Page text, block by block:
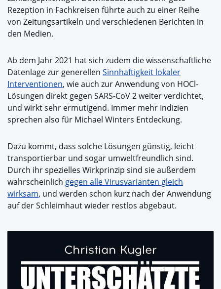
Rezeption in Fachkreisen führte auch zu einer Reihe
von Zeitungsartikeln und verschiedenen Berichten in
den Medien.
Ab dem Jahr 2021 hat sich zudem die wissenschaftliche
Datenlage zur generellen Sinnhaftigkeit lokaler
Interventionen, wie auch zur Anwendung von HOCl-
Lösungen direkt gegen SARS-CoV 2 weiter verdichtet,
und wirkt sehr ermutigend. Immer mehr Indizien
sprechen also für Michael Winters Entdeckung.
Dazu kommt, dass solche Lösungen günstig, leicht
transportierbar und sogar umweltfreundlich sind.
Durch ihr spezielles Wirkprinzip sind sie außerdem
wahrscheinlich gegen alle Virusvarianten gleich
wirksam, und werden schon kurz nach der Anwendung
auf der Schleimhaut wieder restlos abgebaut.